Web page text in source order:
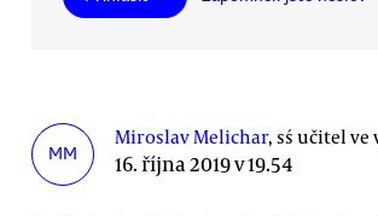
MM
Miroslav Melichar, sś učitel ve
16. října 2019 v 19.54